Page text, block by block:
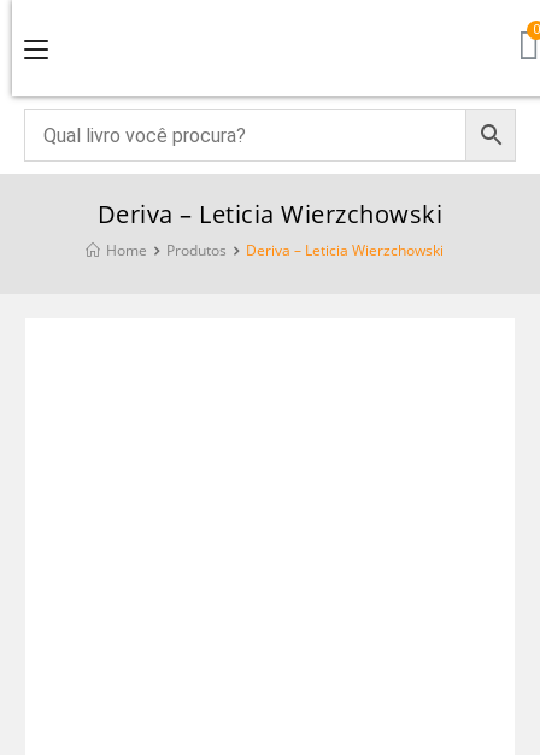
Deriva – Leticia Wierzchowski
Home Produtos Deriva – Leticia Wierzchowski